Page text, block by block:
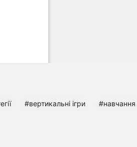
#вертикальні ігри #навчання